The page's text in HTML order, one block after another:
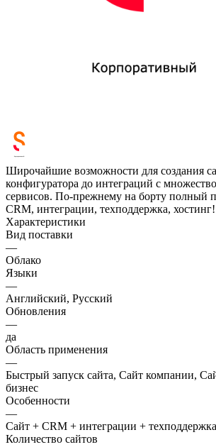
Широчайшие возможности для создания
конфигуратора до интеграций с
сервисов. По-прежнему на борту полный
CRM, интеграции, техподдержка, хостинг!
Характеристики
Вид поставки
—
Облако
Языки
—
Английский, Русский
Обновления
—
да
Область применения
—
Быстрый запуск сайта, Сайт компании,
бизнес
Особенности
—
Сайт + CRM + интеграции +
Количество сайтов